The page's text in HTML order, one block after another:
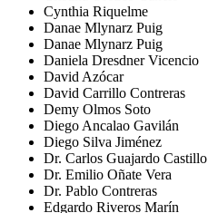
Cynthia Riquelme
Danae Mlynarz Puig
Danae Mlynarz Puig
Daniela Dresdner Vicencio
David Azócar
David Carrillo Contreras
Demy Olmos Soto
Diego Ancalao Gavilán
Diego Silva Jiménez
Dr. Carlos Guajardo Castillo
Dr. Emilio Oñate Vera
Dr. Pablo Contreras
Edgardo Riveros Marín